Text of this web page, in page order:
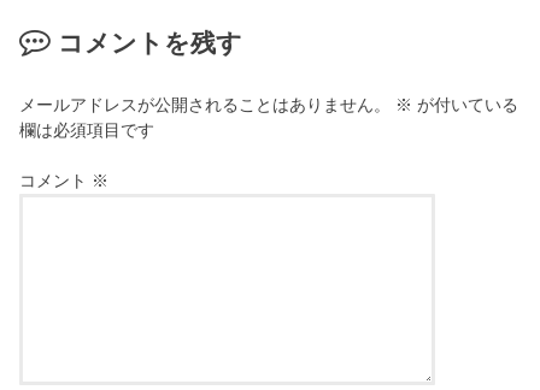
コメントを残す
メールアドレスが公開されることはありません。 ※ が付いている
欄は必須項目です
コメント ※